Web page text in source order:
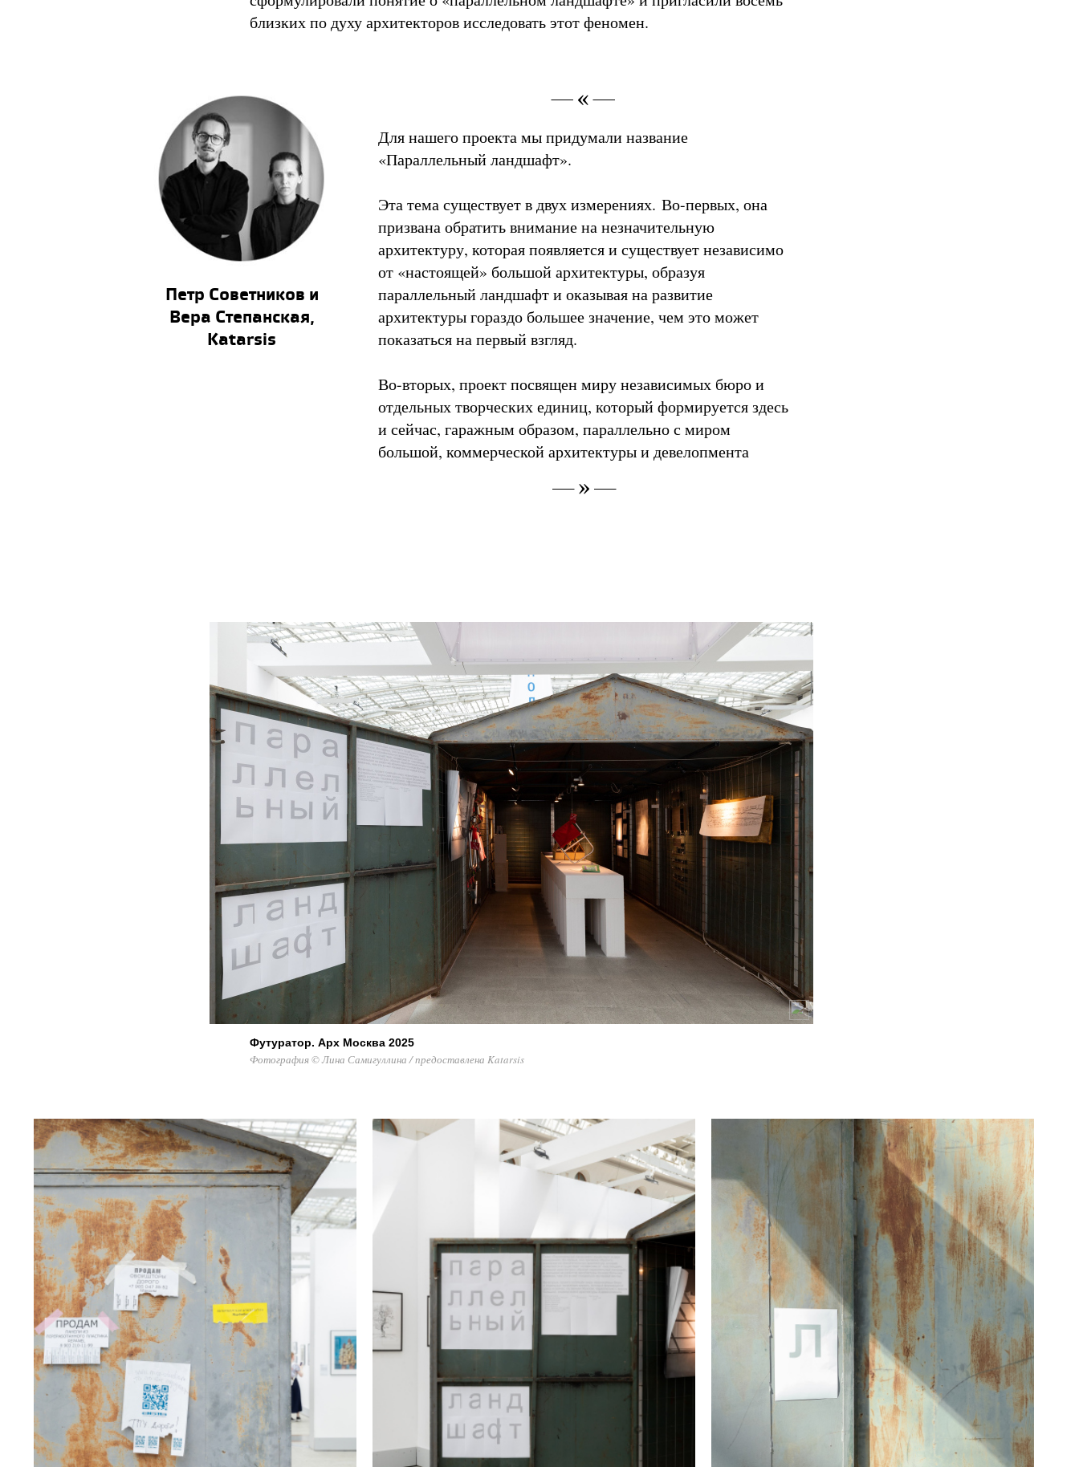
близких по духу архитекторов исследовать этот феномен.
Петр Советников и
Вера Степанская,
Katarsis
Для нашего проекта мы придумали название
«Параллельный ландшафт».
Эта тема существует в двух измерениях. Во-первых, она
призвана обратить внимание на незначительную
архитектуру, которая появляется и существует независимо
от «настоящей» большой архитектуры, образуя
параллельный ландшафт и оказывая на развитие
архитектуры гораздо большее значение, чем это может
показаться на первый взгляд.
Во-вторых, проект посвящен миру независимых бюро и
отдельных творческих единиц, который формируется здесь
и сейчас, гаражным образом, параллельно с миром
большой, коммерческой архитектуры и девелопмента
Футуратор. Арх Москва 2025
Фотография © Лина Самигуллина / предоставлена Katarsis